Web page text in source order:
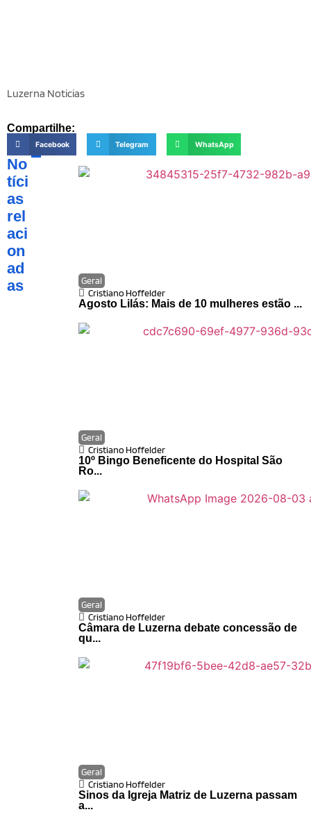
Luzerna Noticias
Compartilhe:
Facebook Telegram WhatsApp
No
tíci
as
rel
aci
on
ad
as
Geral
Cristiano Hoffelder
Agosto Lilás: Mais de 10 mulheres estão ...
Geral
Cristiano Hoffelder
10º Bingo Beneficente do Hospital São
Ro...
Geral
Cristiano Hoffelder
Câmara de Luzerna debate concessão de
qu...
Geral
Cristiano Hoffelder
Sinos da Igreja Matriz de Luzerna passam
a...